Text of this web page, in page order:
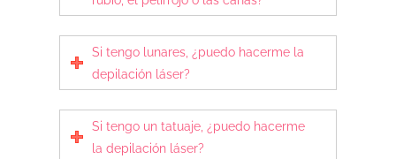
Si tengo lunares, ¿puedo hacerme la
depilación láser?
Si tengo un tatuaje, ¿puedo hacerme
la depilación láser?